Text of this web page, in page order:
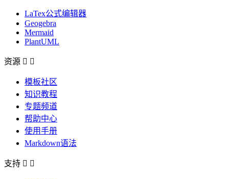
LaTex公式编辑器
Geogebra
Mermaid
PlantUML
资源  
模板社区
知识教程
专题频道
帮助中心
使用手册
Markdown语法
支持  